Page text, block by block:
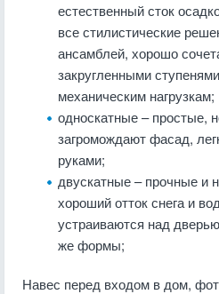
естественный сток
все стилистические
ансамблей, хорошо
закругленными
механическим нагрузкам;
односкатные – простые,
загромождают фасад,
руками;
двускатные – прочные и
хороший отток снега и
устраиваются над
же формы;
Навес перед входом в дом,